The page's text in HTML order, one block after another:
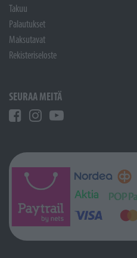
Takuu
Palautukset
Maksutavat
Rekisteriseloste
SEURAA MEITÄ